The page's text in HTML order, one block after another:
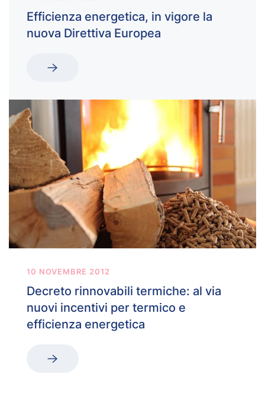
Efficienza energetica, in vigore la
nuova Direttiva Europea
10 NOVEMBRE 2012
Decreto rinnovabili termiche: al via
nuovi incentivi per termico e
efficienza energetica